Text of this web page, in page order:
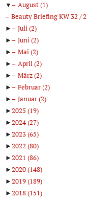
▼
August(1)
Beauty Briefing KW 32 /
►
Juli(2)
►
Juni(2)
►
Mai(2)
►
April(2)
►
März(2)
►
Februar(2)
►
Januar(2)
►2025 (19)
►2024(27)
►2023(65)
►2022 (80)
►2021 (86)
►2020(148)
►2019(189)
►2018(151)